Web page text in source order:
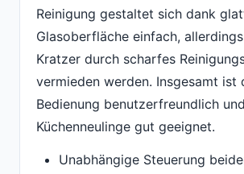
Reinigung gestaltet sich dank
Glasoberfläche einfach,
Kratzer durch scharfes
vermieden werden. Insgesamt ist
Bedienung benutzerfreundlich
Küchenneulinge gut geeignet.
Unabhängige Steuerung